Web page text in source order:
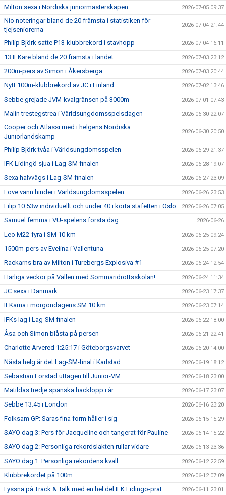
Milton sexa i Nordiska juniormästerskapen 2026-07-05 09:37
Nio noteringar bland de 20 främsta i statistiken för
tjejseniorerna
2026-07-04 21:44
Philip Björk satte P13-klubbrekord i stavhopp 2026-07-04 16:11
13 IFKare bland de 20 främsta i landet 2026-07-03 23:12
200m-pers av Simon i Åkersberga 2026-07-03 20:44
Nytt 100m-klubbrekord av JC i Finland 2026-07-02 13:46
Sebbe grejade JVM-kvalgränsen på 3000m 2026-07-01 07:43
Malin trestegstrea i Världsungdomsspelsdagen 2026-06-30 22:07
Cooper och Atlassi med i helgens Nordiska
Juniorlandskamp
2026-06-30 20:50
Philip Björk tvåa i Världsungdomsspelen 2026-06-29 21:37
IFK Lidingö sjua i Lag-SM-finalen 2026-06-28 19:07
Sexa halvvägs i Lag-SM-finalen 2026-06-27 23:09
Love vann hinder i Världsungdomsspelen 2026-06-26 23:53
Filip 10.53w individuellt och under 40 i korta stafetten i Oslo 2026-06-26 07:05
Samuel femma i VU-spelens första dag 2026-06-26
Leo M22-fyra i SM 10 km 2026-06-25 09:24
1500m-pers av Evelina i Vallentuna 2026-06-25 07:20
Rackarns bra av Milton i Turebergs Explosiva #1 2026-06-24 12:54
Härliga veckor på Vallen med Sommaridrottsskolan! 2026-06-24 11:34
JC sexa i Danmark 2026-06-23 17:37
IFKarna i morgondagens SM 10 km 2026-06-23 07:14
IFKs lag i Lag-SM-finalen 2026-06-22 18:00
Åsa och Simon blåsta på persen 2026-06-21 22:41
Charlotte Arvered 1:25:17 i Göteborgsvarvet 2026-06-20 14:00
Nästa helg är det Lag-SM-final i Karlstad 2026-06-19 18:12
Sebastian Lörstad uttagen till Junior-VM 2026-06-18 23:00
Matildas tredje spanska häcklopp i år 2026-06-17 23:07
Sebbe 13:45 i London 2026-06-16 23:20
Folksam GP: Saras fina form håller i sig 2026-06-15 15:29
SAYO dag 3: Pers för Jacqueline och tangerat för Pauline 2026-06-14 15:22
SAYO dag 2: Personliga rekordslakten rullar vidare 2026-06-13 23:36
SAYO dag 1: Personliga rekordens kväll 2026-06-12 22:59
Klubbrekordet på 100m 2026-06-12 07:09
Lyssna på Track & Talk med en hel del IFK Lidingö-prat 2026-06-11 23:01